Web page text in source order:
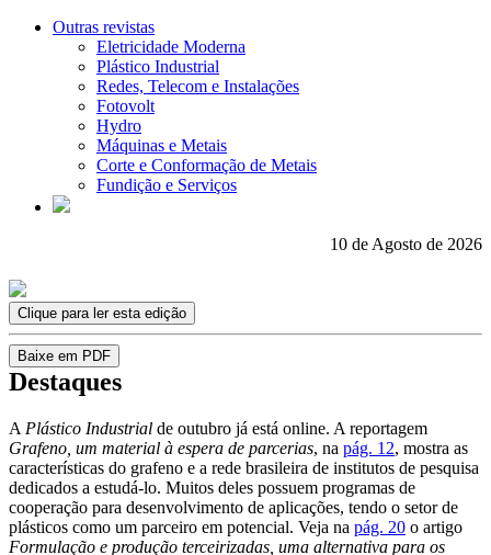
Outras revistas
Eletricidade Moderna
Plástico Industrial
Redes, Telecom e Instalações
Fotovolt
Hydro
Máquinas e Metais
Corte e Conformação de Metais
Fundição e Serviços
10 de Agosto de 2026
Clique para ler esta edição
Baixe em PDF
Destaques
A Plástico Industrial de outubro já está online. A reportagem
Grafeno, um material à espera de parcerias, na pág. 12, mostra as
características do grafeno e a rede brasileira de institutos de pesquisa
dedicados a estudá-lo. Muitos deles possuem programas de
cooperação para desenvolvimento de aplicações, tendo o setor de
plásticos como um parceiro em potencial. Veja na pág. 20 o artigo
Formulação e produção terceirizadas, uma alternativa para os